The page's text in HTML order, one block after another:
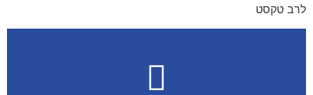
לרב טקסט